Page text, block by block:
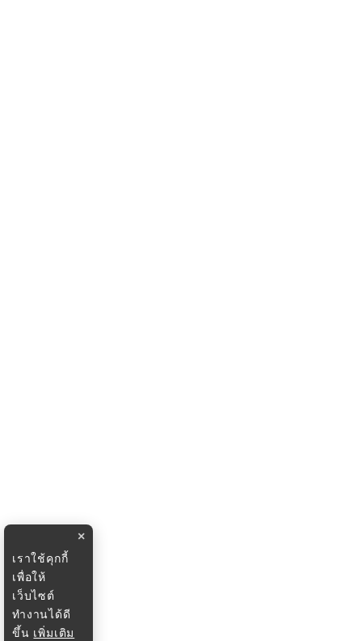
×
เราใช้คุกกี้
เพื่อให้
เว็บไซต์
ทำงานได้ดี
ขึ้น เพิ่มเติม